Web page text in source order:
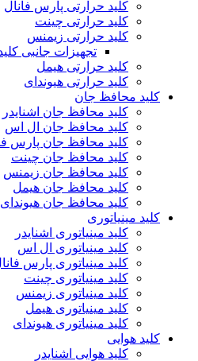
کلید حرارتی پارس فانال
کلید حرارتی چینت
کلید حرارتی زیمنس
تجهیزات جانبی
کلید حرارتی هیمل
کلید حرارتی هیوندای
کلید محافظ جان
کلید محافظ جان اشنایدر
کلید محافظ جان ال اس
کلید محافظ جان پارس
کلید محافظ جان چینت
کلید محافظ جان زیمنس
کلید محافظ جان هیمل
کلید محافظ جان هیوندای
کلید مینیاتوری
کلید مینیاتوری اشنایدر
کلید مینیاتوری ال اس
کلید مینیاتوری پارس
کلید مینیاتوری چینت
کلید مینیاتوری زیمنس
کلید مینیاتوری هیمل
کلید مینیاتوری هیوندای
کلید هوایی
کلید هوایی اشنایدر